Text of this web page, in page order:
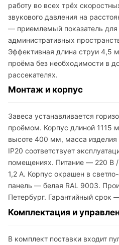
работу во всех трёх
звукового давления на
— приемлемый показатель для
административных
Эффективная длина струи 4,5
проёма без необходимости в
рассекателях.
Монтаж и корпус
Завеса устанавливается
проёмом. Корпус длиной
высоте 400 мм, масса
IP20 соответствует
помещениях. Питание — 220 В
1,2 А. Корпус окрашен в
панель — белая RAL 9003.
Петербург. Гарантийный срок
Комплектация и
В комплект поставки входит